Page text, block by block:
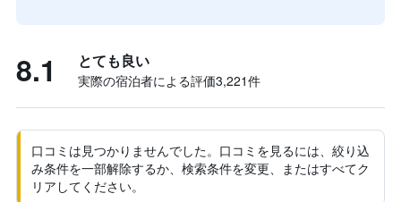
8.1 とても良い
実際の宿泊者による評価3,221​件
口コミは見つかりませんでした。口コミを見るには、絞り込
み条件を一部解除するか、検索条件を変更、またはすべてク
リアしてください。